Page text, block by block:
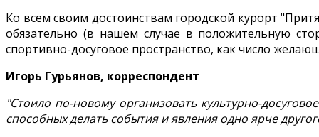
Ко всем своим достоинствам городской курорт
обязательно (в нашем случае в положительную
спортивно-досуговое пространство, как число
Игорь Гурьянов, корреспондент
"Стоило по-новому организовать культурно-
способных делать события и явления одно ярче